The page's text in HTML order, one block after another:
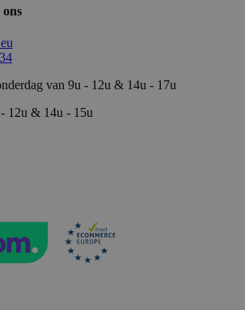
van 9u - 12u & 14u - 17u
12u & 14u - 15u